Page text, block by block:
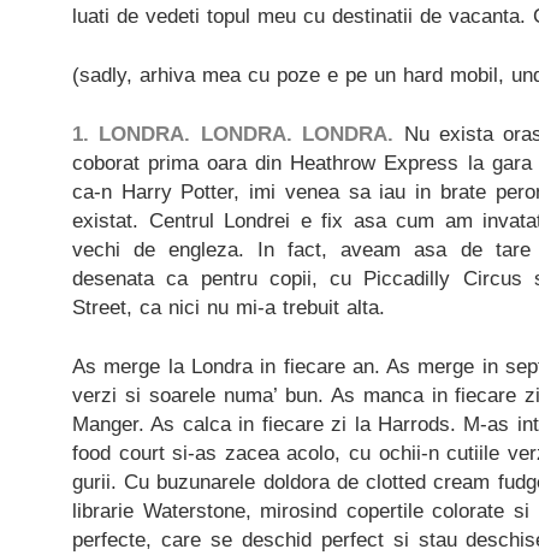
luati de vedeti topul meu cu destinatii de vacanta.
(sadly, arhiva mea cu poze e pe un hard mobil,
1. LONDRA. LONDRA. LONDRA. Nu exista
coborat prima oara din Heathrow Express la
ca-n Harry Potter, imi venea sa iau in brate
existat. Centrul Londrei e fix asa cum am
vechi de engleza. In fact, aveam asa de
desenata ca pentru copii, cu Piccadilly Circus
Street, ca nici nu mi-a trebuit alta.
As merge la Londra in fiecare an. As merge in
verzi si soarele numa’ bun. As manca in fiecare
Manger. As calca in fiecare zi la Harrods. M-as
food court si-as zacea acolo, cu ochii-n cutiile
gurii. Cu buzunarele doldora de clotted cream
librarie Waterstone, mirosind copertile colorate
perfecte, care se deschid perfect si stau